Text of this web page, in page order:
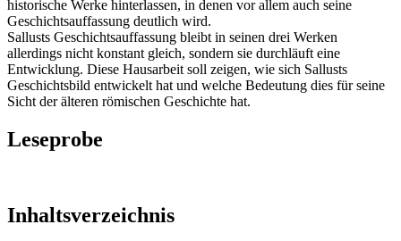
historische Werke hinterlassen, in denen vor allem auch seine
Geschichtsauffassung deutlich wird.
Sallusts Geschichtsauffassung bleibt in seinen drei Werken
allerdings nicht konstant gleich, sondern sie durchläuft eine
Entwicklung. Diese Hausarbeit soll zeigen, wie sich Sallusts
Geschichtsbild entwickelt hat und welche Bedeutung dies für seine
Sicht der älteren römischen Geschichte hat.
Leseprobe
Inhaltsverzeichnis